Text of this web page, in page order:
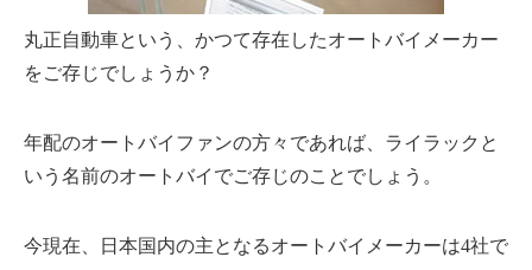
丸正自動車という、かつて存在したオートバイメーカー
をご存じでしょうか？
年配のオートバイファンの方々であれば、ライラックと
いう名前のオートバイでご存じのことでしょう。
今現在、日本国内の主となるオートバイメーカーは4社で